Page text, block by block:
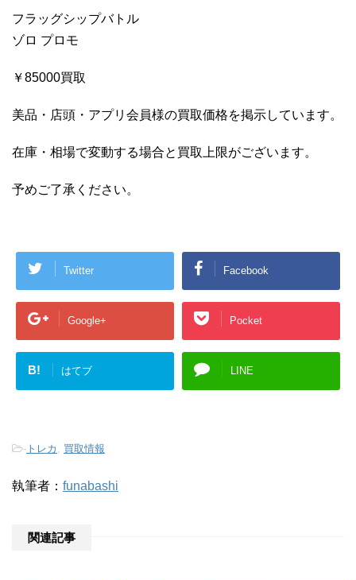
フラッグシップバトル
ゾロ プロモ
￥85000買取
美品・店頭・アプリ会員様の買取価格を掲示しています。
在庫・相場で変動する場合と買取上限がございます。
予めご了承ください。
Twitter Facebook
Google+ Pocket
B! はてブ LINE
- トレカ 買取情報
執筆者： funabashi
関連記事